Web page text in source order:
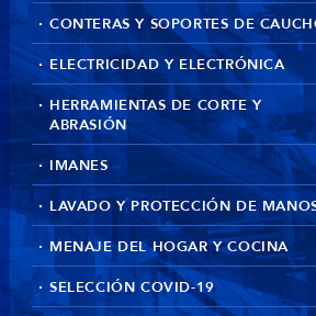
CONTERAS Y SOPORTES DE
ELECTRICIDAD Y ELECTRÓNICA
HERRAMIENTAS DE CORTE Y
ABRASIÓN
IMANES
LAVADO Y PROTECCIÓN DE
MENAJE DEL HOGAR Y COCINA
SELECCIÓN COVID-19